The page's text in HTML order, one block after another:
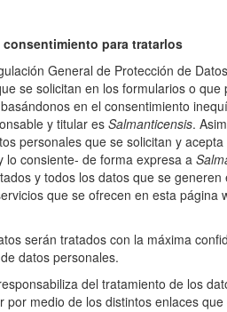
para tratarlos
General de Protección de
se solicitan en los formularios o
en el consentimiento
y titular esSalmanticensis.
personales que se solicitan y
lo consiente- de forma expresa a
y todos los datos que se
que se ofrecen en esta
serán tratados con la máxima
datos personales.
del tratamiento de los
por medio de los distintos enlaces